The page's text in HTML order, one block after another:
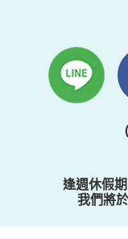
逢週休假
我們將